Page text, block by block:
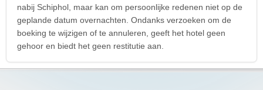
nabij Schiphol, maar kan om persoonlijke redenen niet op de
geplande datum overnachten. Ondanks verzoeken om de
boeking te wijzigen of te annuleren, geeft het hotel geen
gehoor en biedt het geen restitutie aan.